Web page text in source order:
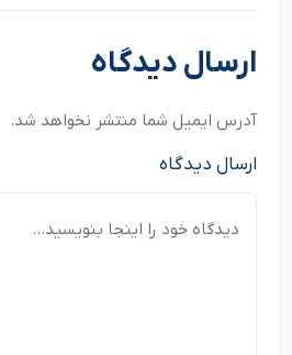
ارسال دیدگاه
آدرس ایمیل شما منتشر نخواهد شد.
ارسال دیدگاه